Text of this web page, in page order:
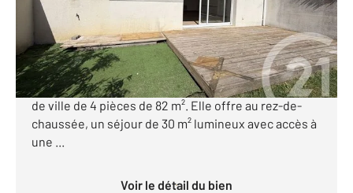
237 500 €
ROYAN - 1200 M du Marché Central, dans un quartier
habité à l'année, nous vous proposons cette maison
de ville de 4 pièces de 82 m². Elle offre au rez-de-
chaussée, un séjour de 30 m² lumineux avec accès à
une ...
Voir le détail du bien